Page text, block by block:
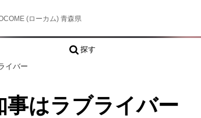
(ローカム) 青森県
探す
イバー
事はラブライバー